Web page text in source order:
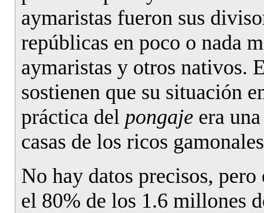
aymaristas fueron sus
repúblicas en poco o nada
aymaristas y otros nativos.
sostienen que su situación
práctica del pongajeera
casas de los ricos
No hay datos precisos,
el 80% de los 1.6 millones